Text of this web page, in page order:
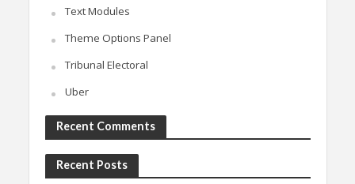
Text Modules
Theme Options Panel
Tribunal Electoral
Uber
Recent Comments
Recent Posts